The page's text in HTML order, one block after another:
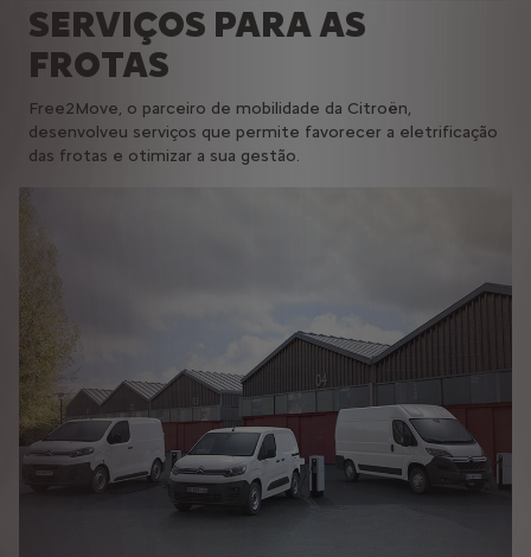
SERVIÇOS PARA AS
FROTAS
Free2Move, o parceiro de mobilidade da Citroën,
desenvolveu serviços que permite favorecer a eletrificação
das frotas e otimizar a sua gestão.